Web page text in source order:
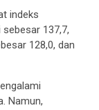
indeks
137,7,
128,0, dan
Namun,